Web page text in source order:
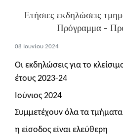
Ετήσιες εκδηλώσεις
Πρόγραμμα -
08 Ιουνίου 2024
Οι εκδηλώσεις για το
έτους 2023-24
Ιούνιος 2024
Συμμετέχουν όλα τα
η είσοδος είναι ελεύθερη